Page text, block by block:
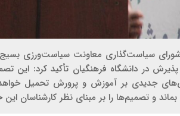
سیاست‌گذاری معاونت سیاست‌ورزی بسیج
در دانشگاه فرهنگیان تأکید کرد: این
جدیدی بر آموزش و پرورش تحمیل خواهد
بماند و تصمیم‌ها را بر مبنای نظر کارشناسان این